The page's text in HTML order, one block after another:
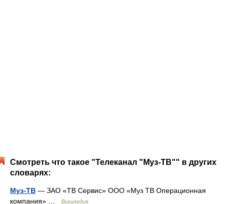
Смотреть что такое "Телеканал "Муз-ТВ"" в других
словарях:
Муз-ТВ — ЗАО «ТВ Сервис» ООО «Муз ТВ Операционная
компания» …
Википедия